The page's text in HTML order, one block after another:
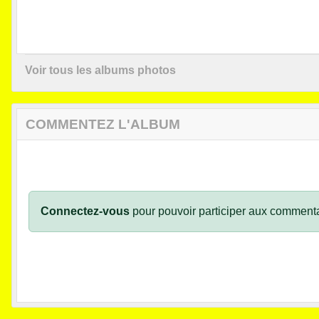
Voir tous les albums photos
COMMENTEZ L'ALBUM
Connectez-vous pour pouvoir participer aux